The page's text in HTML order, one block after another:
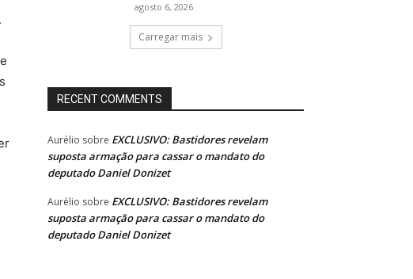
agosto 6, 2026
Carregar mais
RECENT COMMENTS
Aurélio sobre EXCLUSIVO: Bastidores revelam
suposta armação para cassar o mandato do
deputado Daniel Donizet
Aurélio sobre EXCLUSIVO: Bastidores revelam
suposta armação para cassar o mandato do
deputado Daniel Donizet